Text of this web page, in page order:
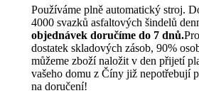
Používáme plně automatický stroj.
4000 svazků asfaltových šindelů
objednávek doručíme do 7 dnů.
dostatek skladových zásob, 90%
můžeme zboží naložit v den přijetí
vašeho domu z Číny již nepotřebují
na doručení!